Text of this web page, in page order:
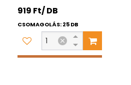
919 Ft/ DB
CSOMAGOLÁS: 25 DB